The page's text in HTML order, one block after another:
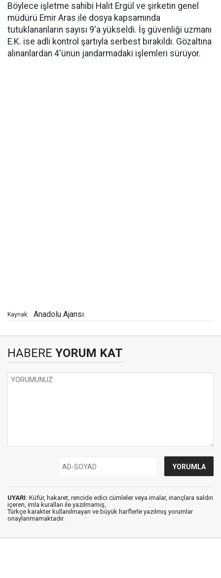
Böylece işletme sahibi Halit Ergül ve şirketin genel
müdürü Emir Aras ile dosya kapsamında
tutuklananların sayısı 9'a yükseldi. İş güvenliği uzmanı
E.K. ise adli kontrol şartıyla serbest bırakıldı. Gözaltına
alınanlardan 4'ünün jandarmadaki işlemleri sürüyor.
Kaynak: Anadolu Ajansı
HABERE YORUM KAT
UYARI: Küfür, hakaret, rencide edici cümleler veya imalar, inançlara saldırı
içeren, imla kuralları ile yazılmamış,
Türkçe karakter kullanılmayan ve büyük harflerle yazılmış yorumlar
onaylanmamaktadır.